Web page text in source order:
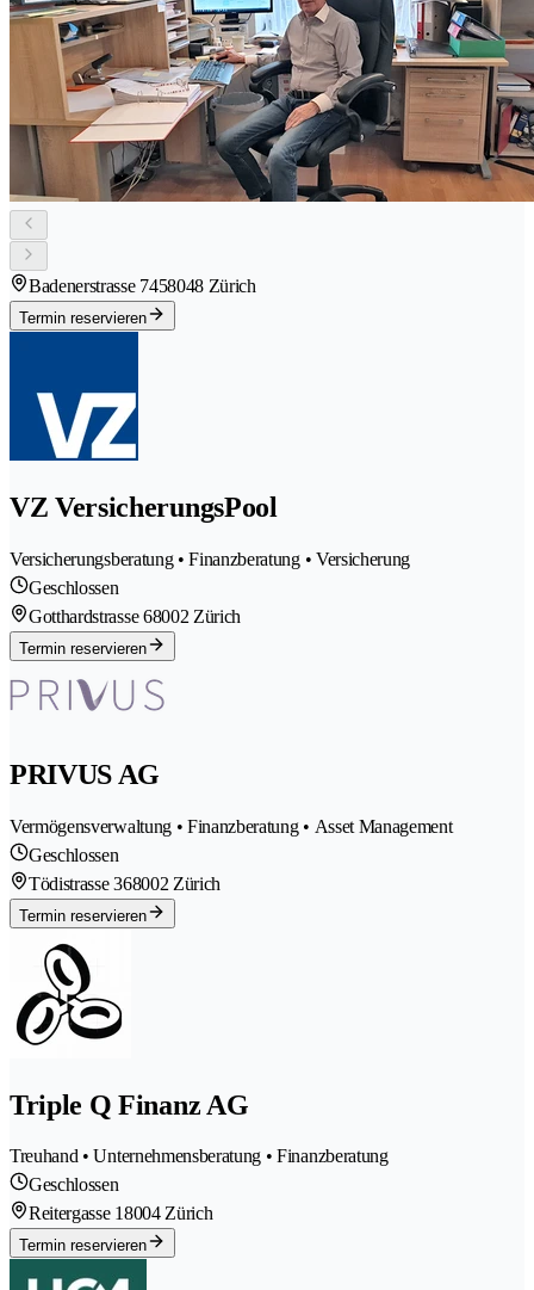
Badenerstrasse 7458048 Zürich
Termin reservieren
VZ VersicherungsPool
Versicherungsberatung • Finanzberatung • Versicherung
Geschlossen
Gotthardstrasse 68002 Zürich
Termin reservieren
PRIVUS AG
Vermögensverwaltung • Finanzberatung • Asset Management
Geschlossen
Tödistrasse 368002 Zürich
Termin reservieren
Triple Q Finanz AG
Treuhand • Unternehmensberatung • Finanzberatung
Geschlossen
Reitergasse 18004 Zürich
Termin reservieren